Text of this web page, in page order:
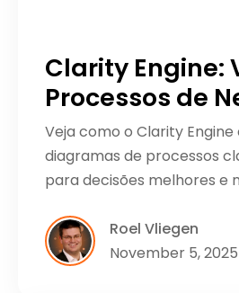
Clarity Engine:
Processos de
Veja como o Clarity
diagramas de processos
para decisões melhores e
Roel Vliegen
November 5,